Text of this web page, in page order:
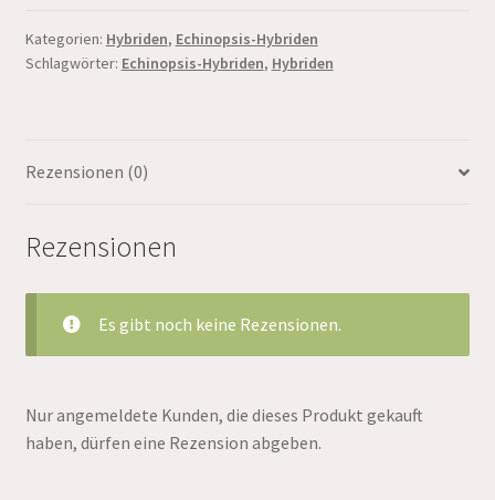
Kategorien: Hybriden, Echinopsis-Hybriden
Schlagwörter: Echinopsis-Hybriden, Hybriden
Rezensionen (0)
Rezensionen
Es gibt noch keine Rezensionen.
Nur angemeldete Kunden, die dieses Produkt gekauft
haben, dürfen eine Rezension abgeben.